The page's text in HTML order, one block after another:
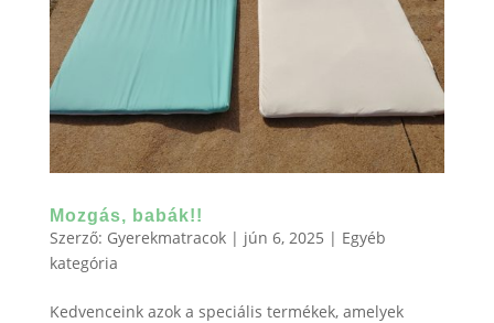
Mozgás, babák!!
Szerző: Gyerekmatracok| jún 6, 2025 | Egyéb
kategória
Kedvenceink azok a speciális termékek, amelyek